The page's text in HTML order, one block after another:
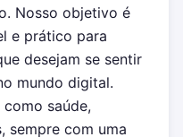
Nosso objetivo é
e prático para
desejam se sentir
mundo digital.
saúde,
sempre com uma